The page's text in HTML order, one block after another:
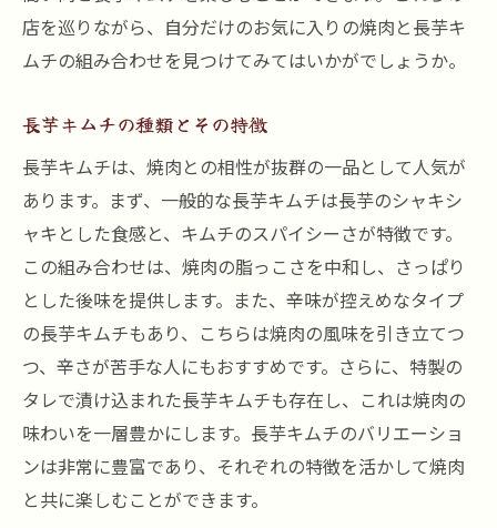
する黒川駅の名店
黒川駅の名店が提案する焼肉の美味しい食
長芋キムチの爽やかさが引き立つ焼肉
焼肉のタレと長芋キムチの相性
黒川駅の名店で楽しめる特製長芋キムチ
焼肉と長芋キムチの相性を最大限に引き出
す方法
黒川駅で見つけた焼肉と長芋キムチの隠れ
た名店
黒川駅で堪能する長芋キムチと焼肉の最高のペ
アリング
最高のペアリングを楽しむための焼肉店選
び
長芋キムチが焼肉の美味しさを引き立てる
店を巡りながら、自分だけのお気に入りの焼肉と長芋キ
ムチの組み合わせを見つけてみてはいかがでしょうか。
長芋キムチの種類とその特徴
長芋キムチは、焼肉との相性が抜群の一品として人気が
あります。まず、一般的な長芋キムチは長芋のシャキシ
ャキとした食感と、キムチのスパイシーさが特徴です。
この組み合わせは、焼肉の脂っこさを中和し、さっぱり
とした後味を提供します。また、辛味が控えめなタイプ
の長芋キムチもあり、こちらは焼肉の風味を引き立てつ
つ、辛さが苦手な人にもおすすめです。さらに、特製の
タレで漬け込まれた長芋キムチも存在し、これは焼肉の
味わいを一層豊かにします。長芋キムチのバリエーショ
ンは非常に豊富であり、それぞれの特徴を活かして焼肉
と共に楽しむことができます。